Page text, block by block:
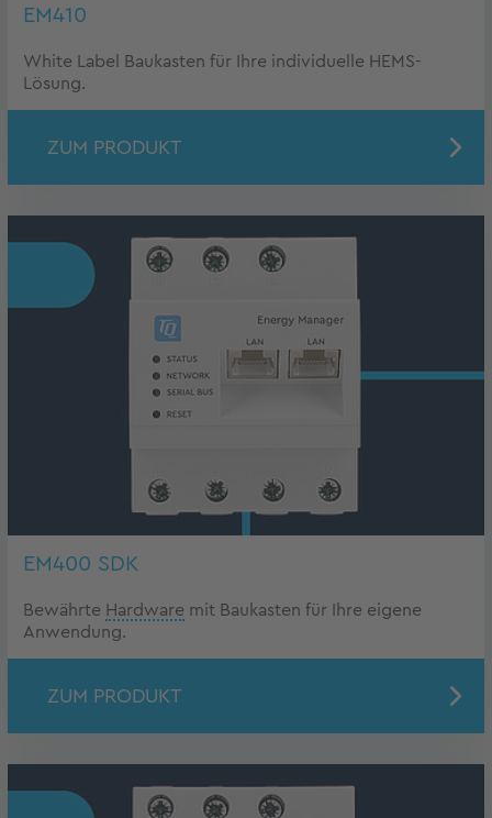
EM410
White Label Baukasten für Ihre individuelle HEMS-
Lösung.
ZUM PRODUKT
EM400 SDK
Bewährte Hardware mit Baukasten für Ihre eigene
Anwendung.
ZUM PRODUKT